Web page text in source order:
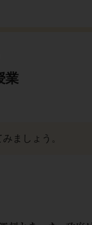
業
ましょう。